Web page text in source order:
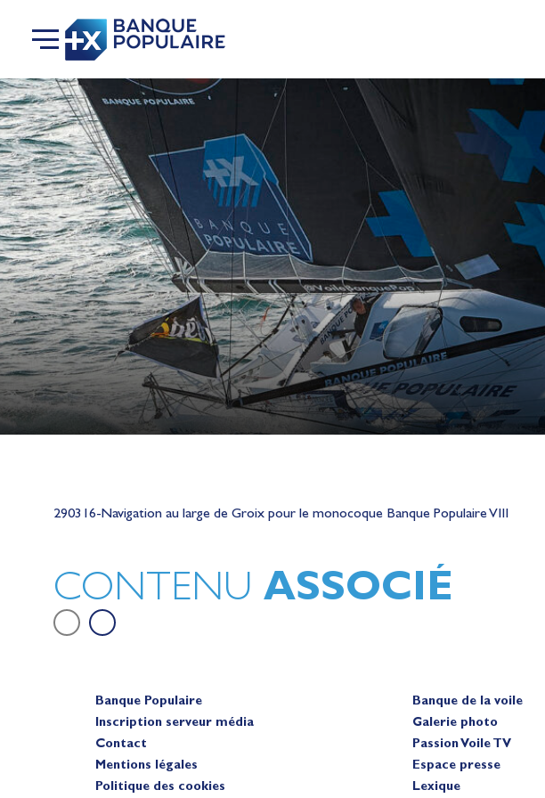
290316-Navigation au large de Groix pour le monocoque Banque Populaire VIII
CONTENU ASSOCIÉ
sur le plan d'eau des Jeux Olympiques
Banque Populaire
Inscription serveur média
Contact
Mentions légales
Politique des cookies
Banque de la voile
Galerie photo
Passion Voile TV
Espace presse
Lexique